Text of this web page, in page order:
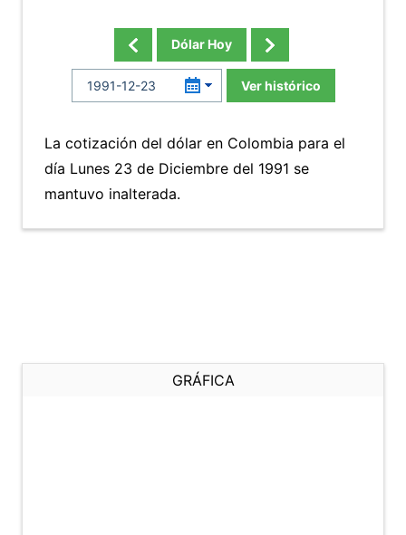
Dólar Hoy
Ver histórico
La cotización del dólar en Colombia para el
día Lunes 23 de Diciembre del 1991 se
mantuvo inalterada.
GRÁFICA